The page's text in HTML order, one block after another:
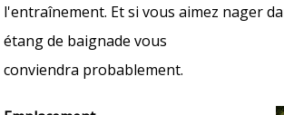
l'entraînement. Et si vous aimez nager
étang de baignade vous
conviendra probablement.